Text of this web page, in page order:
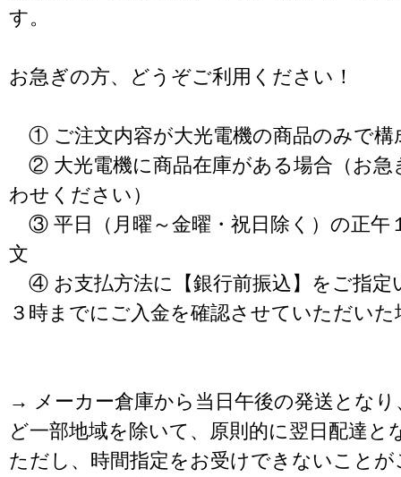
す。
お急ぎの方、どうぞご利用ください！
① ご注文内容が大光電機の商品のみで構
② 大光電機に商品在庫がある場合（お急
わせください）
③ 平日（月曜～金曜・祝日除く）の正午
文
④ お支払方法に【銀行前振込】をご指定
３時までにご入金を確認させていただいた
→ メーカー倉庫から当日午後の発送となり
ど一部地域を除いて、原則的に翌日配達と
ただし、時間指定をお受けできないこと